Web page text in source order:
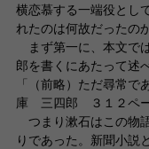
横恋慕する一端役とし
れたのは何故だったのか
まず第一に、本文で
郎を書くにあたって述
「（前略）ただ尋常
庫 三四郎 ３１２ペー
つまり漱石はこの物
りであった。新聞小説